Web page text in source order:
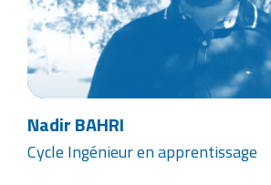
Orthia KABORE
Prépa intégrée (CII)